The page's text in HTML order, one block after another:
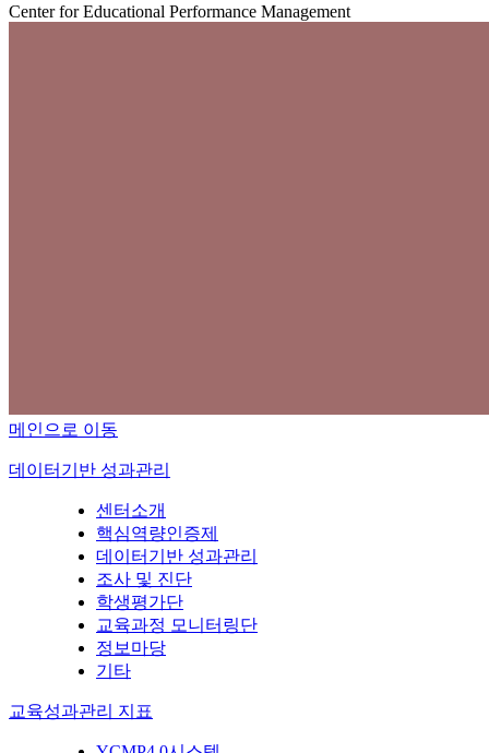
Center for Educational Performance Management
메인으로 이동
데이터기반 성과관리
센터소개
핵심역량인증제
데이터기반 성과관리
조사 및 진단
학생평가단
교육과정 모니터링단
정보마당
기타
교육성과관리 지표